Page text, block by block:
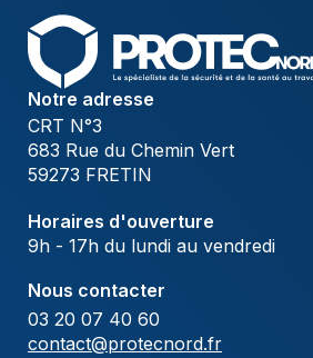
Notre adresse
CRT N°3
683 Rue du Chemin Vert
59273 FRETIN
Horaires d'ouverture
9h - 17h du lundi au vendredi
Nous contacter
03 20 07 40 60
contact@protecnord.fr